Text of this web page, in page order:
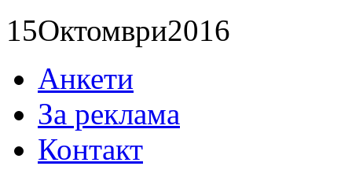
15Октомври2016
Анкети
За реклама
Контакт